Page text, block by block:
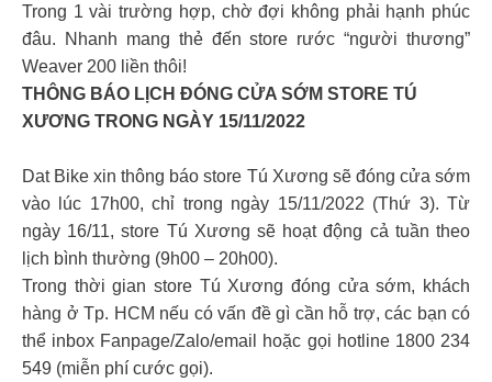
Trong 1 vài trường hợp, chờ đợi không phải hạnh phúc
đâu. Nhanh mang thẻ đến store rước “người thương”
Weaver 200 liền thôi!
THÔNG BÁO LỊCH ĐÓNG CỬA SỚM STORE TÚ
XƯƠNG TRONG NGÀY 15/11/2022
Dat Bike xin thông báo store Tú Xương sẽ đóng cửa sớm
vào lúc 17h00, chỉ trong ngày 15/11/2022 (Thứ 3). Từ
ngày 16/11, store Tú Xương sẽ hoạt động cả tuần theo
lịch bình thường (9h00 – 20h00).
Trong thời gian store Tú Xương đóng cửa sớm, khách
hàng ở Tp. HCM nếu có vấn đề gì cần hỗ trợ, các bạn có
thể inbox Fanpage/Zalo/email hoặc gọi hotline 1800 234
549 (miễn phí cước gọi).